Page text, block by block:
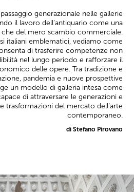
generazionale nelle gallerie
il lavoro dell’antiquario come una
del mero scambio commerciale.
italiani emblematici, vediamo come
di trasferire competenze non
nel lungo periodo e rafforzare il
delle opere. Tra tradizione e
pandemia e nuove prospettive
un modello di galleria intesa come
di attraversare le generazioni e
trasformazioni del mercato dell’arte
contemporaneo.
di Stefano Pirovano